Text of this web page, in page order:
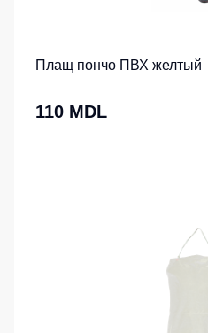
Плащ пончо ПВХ желтый
110 MDL